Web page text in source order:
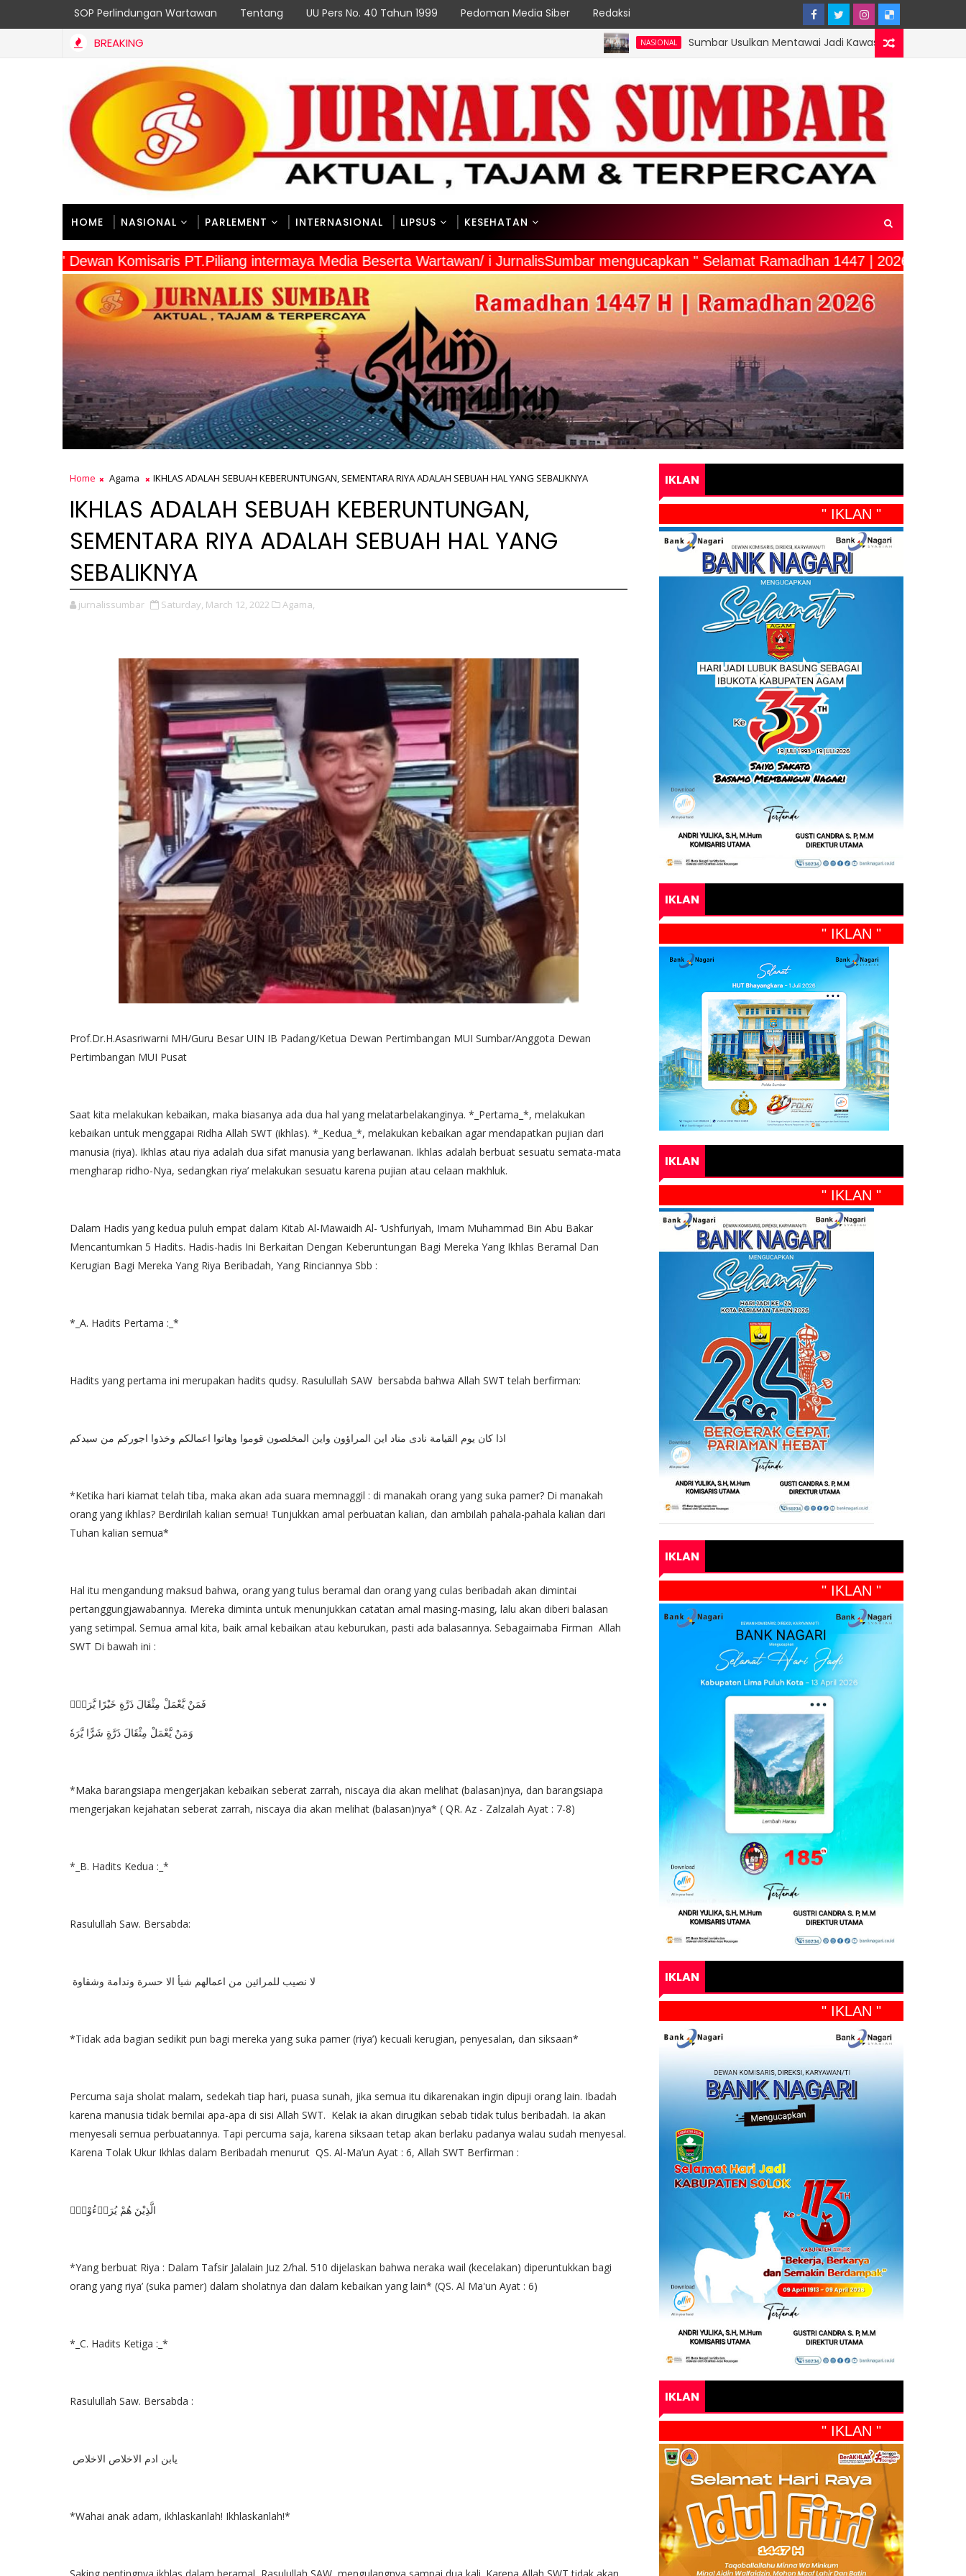
SOP Perlindungan Wartawan Tentang UU Pers No. 40 Tahun 1999 Pedoman Media Siber Redaksi
BREAKING
Sumbar Usulkan Mentawai Jadi Kawasan Tambak Udang Terintegrasi,
Satgas Yonif 2 Marinir dan Warga Enarotali Wujudkan Paniai Bersih, Indonesia Asri
HOME NASIONAL PARLEMENT INTERNASIONAL LIPSUS KESEHATAN
" Dewan Komisaris PT.Piliang intermaya Media Beserta Wartawan/ i JurnalisSumbar mengucapkan " Selamat Ramadhan 1447 | 2026"
Home Agama IKHLAS ADALAH SEBUAH KEBERUNTUNGAN, SEMENTARA RIYA ADALAH SEBUAH HAL YANG SEBALIKNYA
IKHLAS ADALAH SEBUAH KEBERUNTUNGAN,
SEMENTARA RIYA ADALAH SEBUAH HAL YANG
SEBALIKNYA
jurnalissumbar Saturday, March 12, 2022 Agama,
Prof.Dr.H.Asasriwarni MH/Guru Besar UIN IB Padang/Ketua Dewan Pertimbangan MUI Sumbar/Anggota Dewan
Pertimbangan MUI Pusat
Saat kita melakukan kebaikan, maka biasanya ada dua hal yang melatarbelakanginya. *_Pertama_*, melakukan
kebaikan untuk menggapai Ridha Allah SWT (ikhlas). *_Kedua_*, melakukan kebaikan agar mendapatkan pujian dari
manusia (riya). Ikhlas atau riya adalah dua sifat manusia yang berlawanan. Ikhlas adalah berbuat sesuatu semata-mata
mengharap ridho-Nya, sedangkan riya’ melakukan sesuatu karena pujian atau celaan makhluk.
Dalam Hadis yang kedua puluh empat dalam Kitab Al-Mawaidh Al- ‘Ushfuriyah, Imam Muhammad Bin Abu Bakar
Mencantumkan 5 Hadits. Hadis-hadis Ini Berkaitan Dengan Keberuntungan Bagi Mereka Yang Ikhlas Beramal Dan
Kerugian Bagi Mereka Yang Riya Beribadah, Yang Rinciannya Sbb :
*_A. Hadits Pertama :_*
Hadits yang pertama ini merupakan hadits qudsy. Rasulullah SAW bersabda bahwa Allah SWT telah berfirman:
اذا كان يوم القيامة نادى مناد اين المراؤون واين المخلصون قوموا وهاتوا اعمالكم وخذوا اجوركم من سيدكم
*Ketika hari kiamat telah tiba, maka akan ada suara memnaggil : di manakah orang yang suka pamer? Di manakah
orang yang ikhlas? Berdirilah kalian semua! Tunjukkan amal perbuatan kalian, dan ambilah pahala-pahala kalian dari
Tuhan kalian semua*
Hal itu mengandung maksud bahwa, orang yang tulus beramal dan orang yang culas beribadah akan dimintai
pertanggungjawabannya. Mereka diminta untuk menunjukkan catatan amal masing-masing, lalu akan diberi balasan
yang setimpal. Semua amal kita, baik amal kebaikan atau keburukan, pasti ada balasannya. Sebagaimaba Firman Allah
SWT Di bawah ini :
فَمَنْ يَّعْمَلْ مِثْقَالَ ذَرَّةٍ خَيْرًا يَّرَهٗۚ
*Maka barangsiapa mengerjakan kebaikan seberat zarrah, niscaya dia akan melihat (balasan)nya, dan barangsiapa
mengerjakan kejahatan seberat zarrah, niscaya dia akan melihat (balasan)nya* ( QR. Az - Zalzalah Ayat : 7-8)
*_B. Hadits Kedua :_*
Rasulullah Saw. Bersabda:
لا نصيب للمرائين من اعمالهم شيأ الا حسرة وندامة وشقاوة
*Tidak ada bagian sedikit pun bagi mereka yang suka pamer (riya’) kecuali kerugian, penyesalan, dan siksaan*
Percuma saja sholat malam, sedekah tiap hari, puasa sunah, jika semua itu dikarenakan ingin dipuji orang lain. Ibadah
karena manusia tidak bernilai apa-apa di sisi Allah SWT. Kelak ia akan dirugikan sebab tidak tulus beribadah. Ia akan
menyesali semua perbuatannya. Tapi percuma saja, karena siksaan tetap akan berlaku padanya walau sudah menyesal.
Karena Tolak Ukur Ikhlas dalam Beribadah menurut QS. Al-Ma’un Ayat : 6, Allah SWT Berfirman :
الَّذِيْنَ هُمْ يُرَاۤءُوْنَۙ
*Yang berbuat Riya : Dalam Tafsir Jalalain Juz 2/hal. 510 dijelaskan bahwa neraka wail (kecelakan) diperuntukkan bagi
orang yang riya’ (suka pamer) dalam sholatnya dan dalam kebaikan yang lain* (QS. Al Ma'un Ayat : 6)
*_C. Hadits Ketiga :_*
Rasulullah Saw. Bersabda :
يابن ادم الاخلاص الاخلاص
*Wahai anak adam, ikhlaskanlah! Ikhlaskanlah!*
IKLAN
" IKLAN "
IKLAN
" IKLAN "
IKLAN
" IKLAN "
IKLAN
" IKLAN "
IKLAN
" IKLAN "
IKLAN
" IKLAN "